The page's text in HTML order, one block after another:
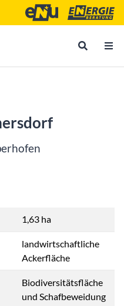
Energie- und
1,63 ha
landwirtschaftliche
Ackerfläche
Biodiversitätsfläche
und Schafbeweidung